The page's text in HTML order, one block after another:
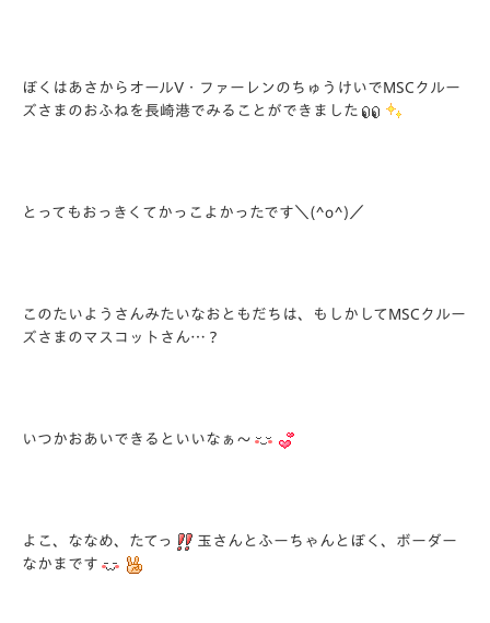
ぼくはあさからオールV・ファーレンのちゅうけいでMSCクルー
ズさまのおふねを長崎港でみることができました
とってもおっきくてかっこよかったです＼(^o^)／
このたいようさんみたいなおともだちは、もしかしてMSCクルー
ズさまのマスコットさん…？
いつかおあいできるといいなぁ～
よこ、ななめ、たてっ
玉さんとふーちゃんとぼく、ボーダー
なかまです